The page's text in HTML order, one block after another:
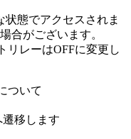
態でアクセスされま
合がございます。
リレーはOFFに変更し
ついて
移します